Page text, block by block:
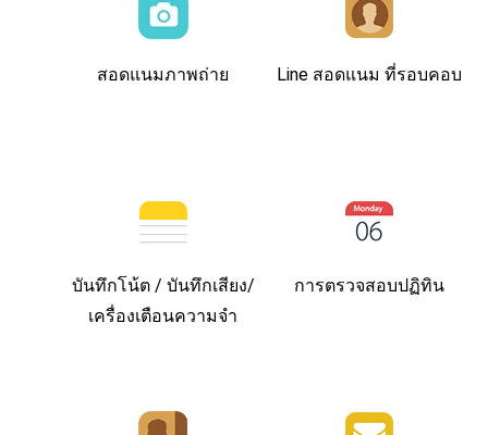
สอดแนมภาพถ่าย Line สอดแนม ที่รอบคอบ
บันทึกโน้ต / บันทึกเสียง/
เครื่องเตือนความจำ
การตรวจสอบปฏิทิน